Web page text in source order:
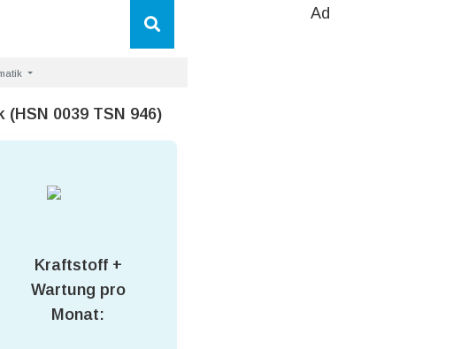
Ad
0039 TSN 946)
Kraftstoff +
Wartung pro
Monat: